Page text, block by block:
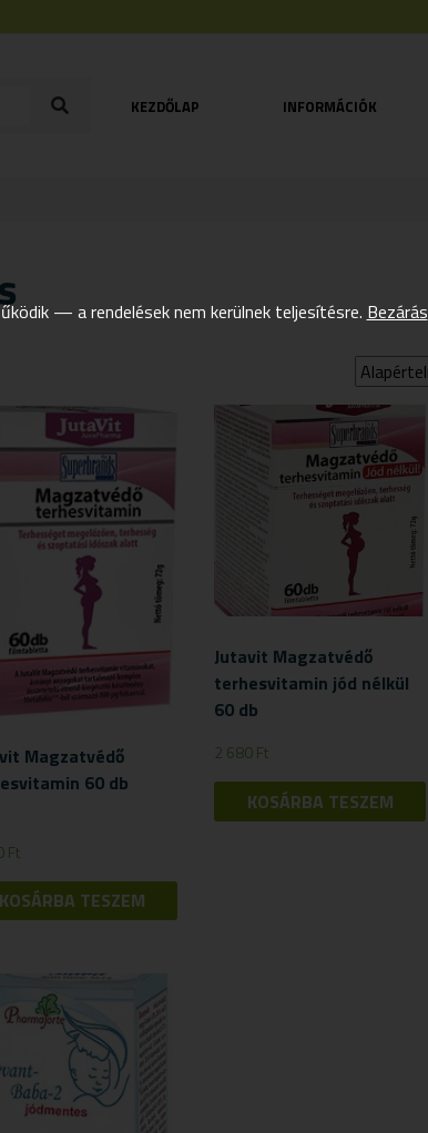
KEZDŐLAP INFORMÁCIÓK
Magzatvédő
60 db
Ft
KOSÁRBA TESZEM
Jutavit Magzatvédő
terhesvitamin jód nélkül
60 db
2 680Ft
KOSÁRBA TESZEM
— a rendelések nem kerülnek teljesítésre. Bezárás